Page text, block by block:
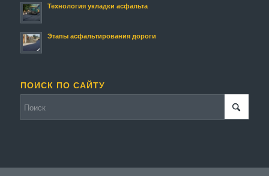
Технология укладки асфальта
Этапы асфальтирования дороги
ПОИСК ПО САЙТУ